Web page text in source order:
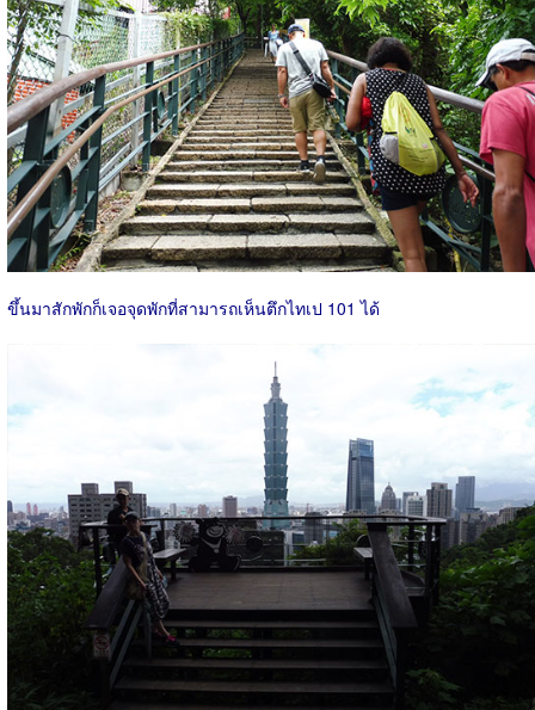
ขึ้นมาสักพักก็เจอจุดพักที่สามารถเห็นตึกไทเป 101 ได้